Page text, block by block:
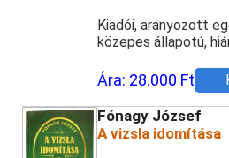
Kiadói, aranyozott
közepes állapotú,
Ára: 28.000 Ft
Fónagy József
A vizsla idomítása